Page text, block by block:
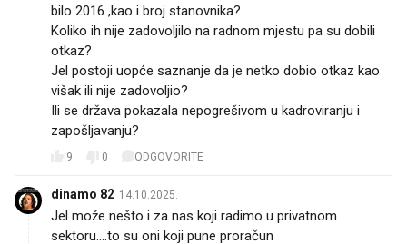
bilo 2016 ,kao i broj stanovnika?
Koliko ih nije zadovoljilo na radnom mjestu pa su dobili
otkaz?
Jel postoji uopće saznanje da je netko dobio otkaz kao
višak ili nije zadovoljio?
Ili se država pokazala nepogrešivom u kadroviranju i
zapošljavanju?
9 0 ODGOVORITE
dinamo 82 14.10.2025.
Jel može nešto i za nas koji radimo u privatnom
sektoru....to su oni koji pune proračun